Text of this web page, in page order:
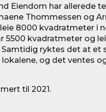
Eiendom har allerede
Thommessen og
8000 kvadratmeter i
5500 kvadratmeter og
Samtidig ryktes det at et
og det ventes
til 2021.